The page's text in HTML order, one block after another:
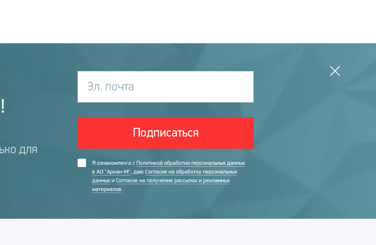
для
Эл. почта
Подписаться
Я ознакомлен/а с Политикой обработки персональных данных
в АО "Аркан-М", даю Согласие на обработку персональных
данных и Согласие на получение рассылок и рекламных
материалов.